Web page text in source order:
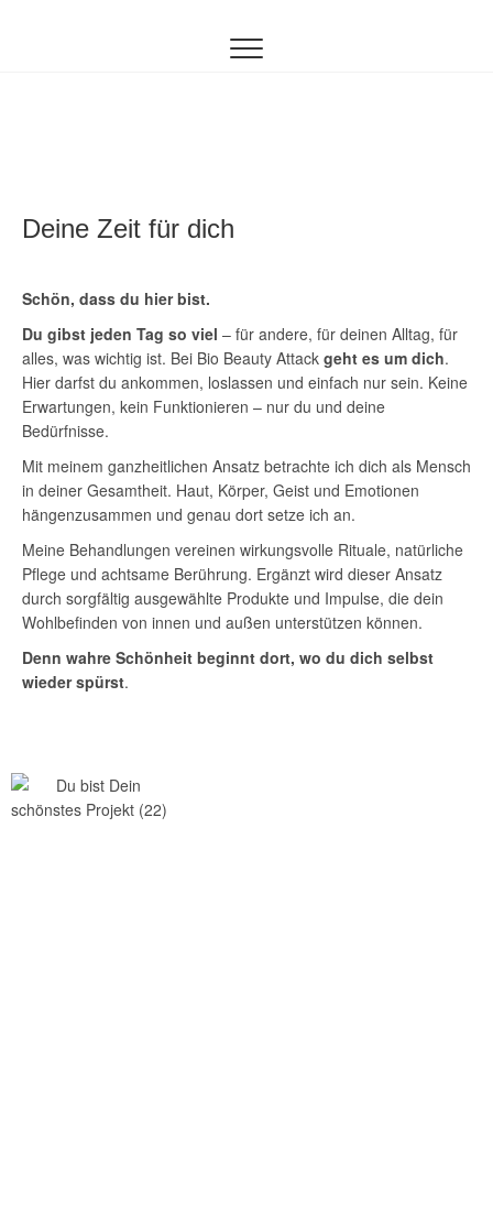
Deine Zeit für dich
Schön, dass du hier bist.
Du gibst jeden Tag so viel – für andere, für deinen Alltag, für
alles, was wichtig ist. Bei Bio Beauty Attack geht es um dich.
Hier darfst du ankommen, loslassen und einfach nur sein. Keine
Erwartungen, kein Funktionieren – nur du und deine
Bedürfnisse.
Mit meinem ganzheitlichen Ansatz betrachte ich dich als Mensch
in deiner Gesamtheit. Haut, Körper, Geist und Emotionen
hängenzusammen und genau dort setze ich an.
Meine Behandlungen vereinen wirkungsvolle Rituale, natürliche
Pflege und achtsame Berührung. Ergänzt wird dieser Ansatz
durch sorgfältig ausgewählte Produkte und Impulse, die dein
Wohlbefinden von innen und außen unterstützen können.
Denn wahre Schönheit beginnt dort, wo du dich selbst
wieder spürst.